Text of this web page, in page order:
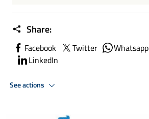
Share:
Facebook Twitter Whatsapp
LinkedIn
See actions